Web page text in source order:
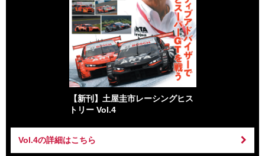
【新刊】土屋圭市レーシングヒス
トリー Vol.4
Vol.4の詳細はこちら